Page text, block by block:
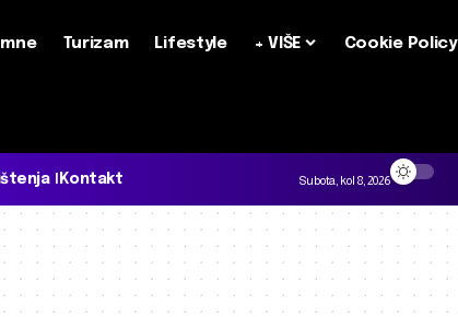
Turizam Lifestyle + VIŠE Cookie Policy
Kontakt Subota, kol 8, 2026